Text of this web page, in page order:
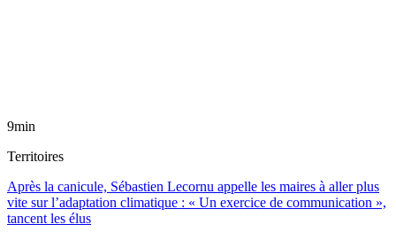
9min
Territoires
Après la canicule, Sébastien Lecornu appelle les maires à aller plus
vite sur l’adaptation climatique : « Un exercice de communication »,
tancent les élus